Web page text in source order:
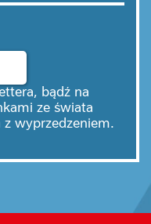
bądź na
ze świata
wyprzedzeniem.